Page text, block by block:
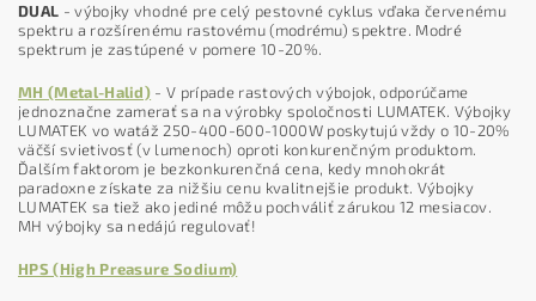
DUAL - výbojky vhodné pre celý pestovné cyklus vďaka červenému
spektru a rozšírenému rastovému (modrému) spektre. Modré
spektrum je zastúpené v pomere 10-20%.
MH (Metal-Halid) - V prípade rastových výbojok, odporúčame
jednoznačne zamerať sa na výrobky spoločnosti LUMATEK. Výbojky
LUMATEK vo watáž 250-400-600-1000W poskytujú vždy o 10-20%
väčší svietivosť (v lumenoch) oproti konkurenčným produktom.
Ďalším faktorom je bezkonkurenčná cena, kedy mnohokrát
paradoxne získate za nižšiu cenu kvalitnejšie produkt. Výbojky
LUMATEK sa tiež ako jediné môžu pochváliť zárukou 12 mesiacov.
MH výbojky sa nedájú regulovať!
HPS (High Preasure Sodium)